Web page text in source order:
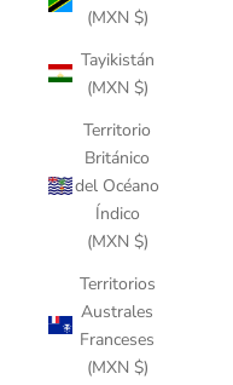
(MXN $)
Tayikistán
(MXN $)
Territorio
Británico
del Océano
Índico
(MXN $)
Territorios
Australes
Franceses
(MXN $)